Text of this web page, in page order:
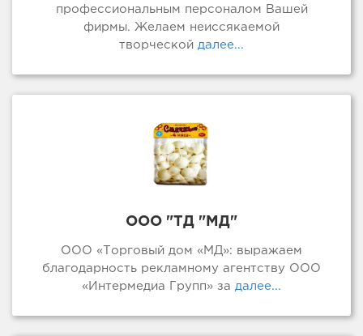
профессиональным персоналом Вашей
фирмы. Желаем неиссякаемой
творческой далее...
ООО "ТД "МД"
ООО «Торговый дом «МД»: выражаем
благодарность рекламному агентству ООО
«Интермедиа Групп» за далее...